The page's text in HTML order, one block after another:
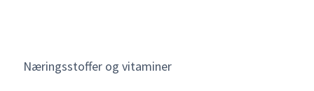
Næringsstoffer og vitaminer